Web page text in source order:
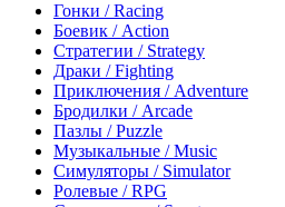
Гонки / Racing
Боевик / Action
Стратегии / Strategy
Драки / Fighting
Приключения / Adventure
Бродилки / Arcade
Пазлы / Puzzle
Музыкальные / Music
Симуляторы / Simulator
Ролевые / RPG